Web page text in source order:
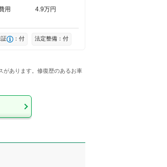
用
4 9万円
証 ：付 法定整備：付
があります。修復歴のあるお車